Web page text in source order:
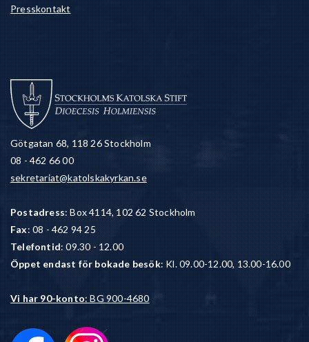
Presskontakt
Götgatan 68, 118 26 Stockholm
08 - 462 66 00
sekretariat@katolskakyrkan.se
Postadress: Box 4114, 102 62 Stockholm
Fax: 08 - 462 94 25
Telefontid: 09.30 - 12.00
Öppet endast för bokade besök: Kl. 09.00-12.00, 13.00-16.00
Vi har 90-konto: BG 900-4680